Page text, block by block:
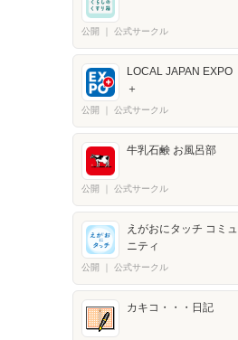
公開 公式サークル
LOCAL JAPAN EXPO
＋​
公開 公式サークル
牛乳石鹸 お風呂部
公開 公式サークル
えがおにタッチ コミュ
ニティ
公開 公式サークル
カキコ・・・日記